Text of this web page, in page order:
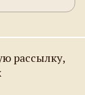
рассылку,